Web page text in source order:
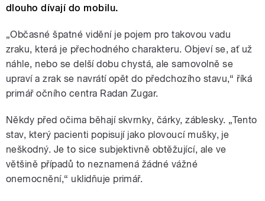
dlouho dívají do mobilu.
„Občasné špatné vidění je pojem pro takovou vadu
zraku, která je přechodného charakteru. Objeví se, ať už
náhle, nebo se delší dobu chystá, ale samovolně se
upraví a zrak se navrátí opět do předchozího stavu,“ říká
primář očního centra Radan Zugar.
Někdy před očima běhají skvrnky, čárky, záblesky. „Tento
stav, který pacienti popisují jako plovoucí mušky, je
neškodný. Je to sice subjektivně obtěžující, ale ve
většině případů to neznamená žádné vážné
onemocnění,“ uklidňuje primář.